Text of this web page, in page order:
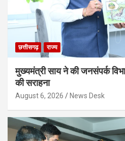
छत्तीसगढ़ राज्य
मुख्यमंत्री साय ने की जनसंपर्क
की सराहना
August 6, 2026 News Desk